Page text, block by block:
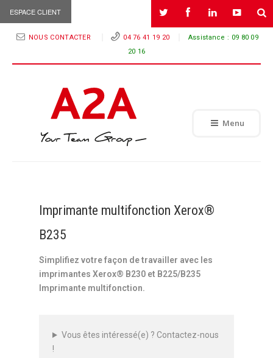
ESPACE CLIENT
NOUS CONTACTER 04 76 41 19 20 Assistance : 09 80 09
20 16
Menu
Imprimante multifonction Xerox®
B235
Simplifiez votre façon de travailler avec les
imprimantes Xerox® B230 et B225/B235
Imprimante multifonction.
Vous êtes intéressé(e) ? Contactez-nous
!